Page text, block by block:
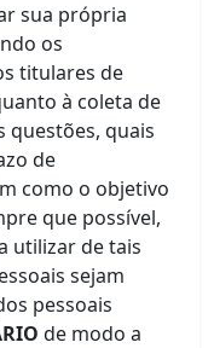
sua própria
os
titulares de
à coleta de
questões, quais
de
como o objetivo
que possível,
utilizar de tais
sejam
pessoais
de modo a